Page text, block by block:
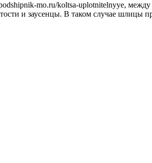
mo.ru/koltsa-uplotnitelnyye,
и заусенцы. В таком случае шлицы